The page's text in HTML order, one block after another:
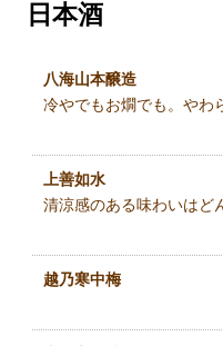
日本酒
八海山本醸造
冷やでもお燗でも。やわ
上善如水
清涼感のある味わいはど
越乃寒中梅